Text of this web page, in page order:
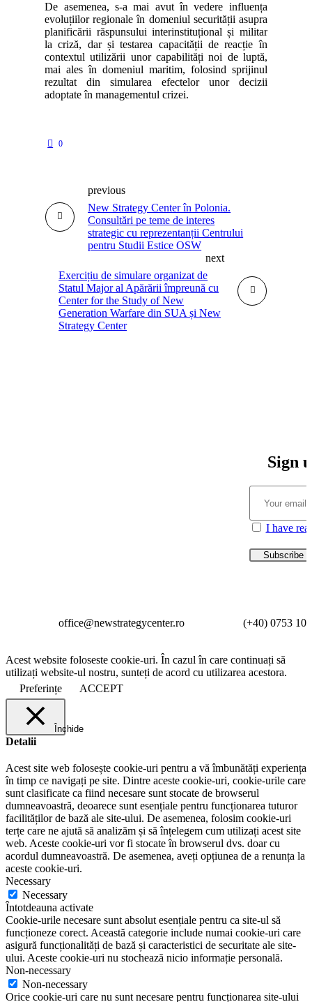
De asemenea, s-a mai avut în vedere influența
evoluțiilor regionale în domeniul securității asupra
planificării răspunsului interinstituțional și militar
la criză, dar și testarea capacității de reacție în
contextul utilizării unor capabilități noi de luptă,
mai ales în domeniul maritim, folosind sprijinul
rezultat din simularea efectelor unor decizii
adoptate în managementul crizei.
0
New Strategy Center în Polonia.
Consultări pe teme de interes
strategic cu reprezentanții Centrului
pentru Studii Estice OSW
previous
Exercițiu de simulare organizat de
Statul Major al Apărării împreună cu
Center for the Study of New
Generation Warfare din SUA și New
Strategy Center
next
Sign
I have
office@newstrategycenter.ro (+40) 0753
Acest website foloseste cookie-uri. În cazul în care continuați să
utilizați website-ul nostru, sunteți de acord cu utilizarea acestora.
Preferințe
ACCEPT
Închide
Detalii
Acest site web folosește cookie-uri pentru a vă îmbunătăți experiența
în timp ce navigați pe site. Dintre aceste cookie-uri, cookie-urile care
sunt clasificate ca fiind necesare sunt stocate de browserul
dumneavoastră, deoarece sunt esențiale pentru funcționarea tuturor
facilităților de bază ale site-ului. De asemenea, folosim cookie-uri
terțe care ne ajută să analizăm și să înțelegem cum utilizați acest site
web. Aceste cookie-uri vor fi stocate în browserul dvs. doar cu
acordul dumneavoastră. De asemenea, aveți opțiunea de a renunța la
aceste cookie-uri.
Necessary
Necessary
Întotdeauna activate
Cookie-urile necesare sunt absolut esențiale pentru ca site-ul să
funcționeze corect. Această categorie include numai cookie-uri care
asigură funcționalități de bază și caracteristici de securitate ale site-
ului. Aceste cookie-uri nu stochează nicio informație personală.
Non-necessary
Non-necessary
Orice cookie-uri care nu sunt necesare pentru funcționarea site-ului